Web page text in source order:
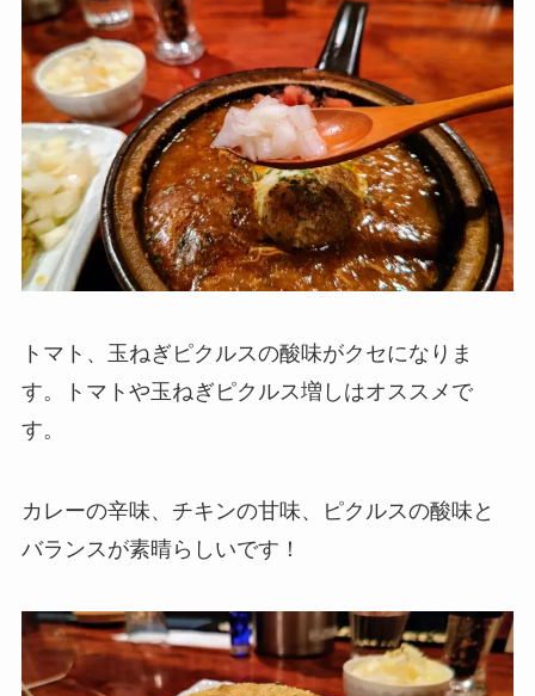
トマト、玉ねぎピクルスの酸味がクセになりま
す。トマトや玉ねぎピクルス増しはオススメで
す。
カレーの辛味、チキンの甘味、ピクルスの酸味と
バランスが素晴らしいです！